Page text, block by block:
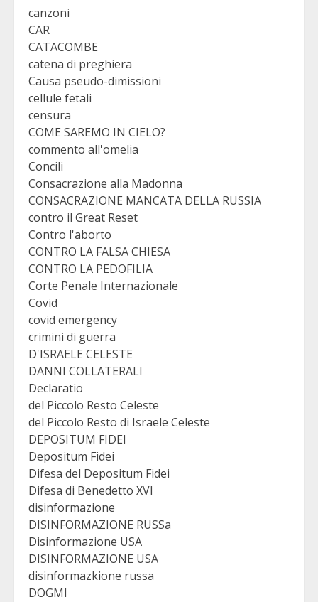
canzoni
CAR
CATACOMBE
catena di preghiera
Causa pseudo-dimissioni
cellule fetali
censura
COME SAREMO IN CIELO?
commento all'omelia
Concili
Consacrazione alla Madonna
CONSACRAZIONE MANCATA DELLA RUSSIA
contro il Great Reset
Contro l'aborto
CONTRO LA FALSA CHIESA
CONTRO LA PEDOFILIA
Corte Penale Internazionale
Covid
covid emergency
crimini di guerra
D'ISRAELE CELESTE
DANNI COLLATERALI
Declaratio
del Piccolo Resto Celeste
del Piccolo Resto di Israele Celeste
DEPOSITUM FIDEI
Depositum Fidei
Difesa del Depositum Fidei
Difesa di Benedetto XVI
disinformazione
DISINFORMAZIONE RUSSa
Disinformazione USA
DISINFORMAZIONE USA
disinformazkione russa
DOGMI